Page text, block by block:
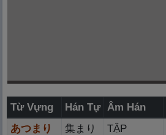
Từ Vựng Hán Tự Âm Hán
あつまり
集 まり
TẬP